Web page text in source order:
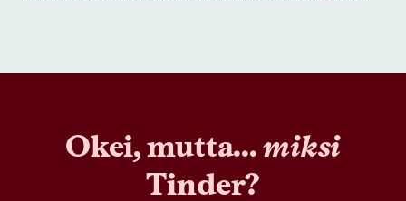
Okei, mutta...miksi
Tinder?